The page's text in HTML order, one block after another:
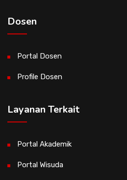
Dosen
Portal Dosen
Profile Dosen
Layanan Terkait
Portal Akademik
Portal Wisuda